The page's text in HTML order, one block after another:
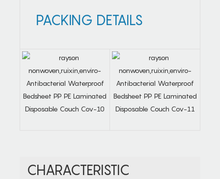
PACKING DETAILS
CHARACTERISTIC